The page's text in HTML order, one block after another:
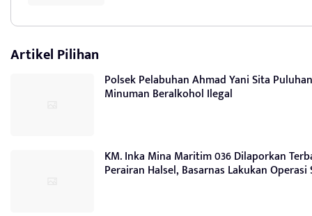
Artikel Pilihan
Polsek Pelabuhan Ahmad Yani Sita
Minuman Beralkohol Ilegal
KM. Inka Mina Maritim 036 Dilaporkan
Perairan Halsel, Basarnas Lakukan Operasi